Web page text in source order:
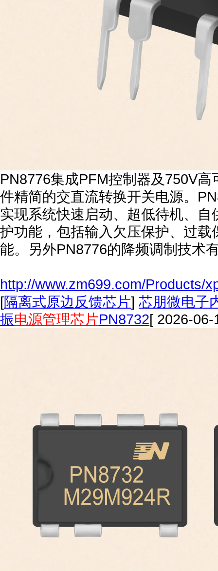
PN8776集成PFM控制器及750V
件精简的交直流转换开关电源。
实现系统快速启动、超低待机、
护功能，包括输入欠压保护、过
能。另外PN8776的降频调制技术
http://www.zm699.com/Products/
[隔离式原边反馈芯片] 芯朋微电子
振电源管理芯片PN8732[ 2026-06-